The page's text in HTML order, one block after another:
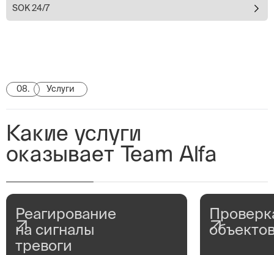
SOK 24/7
08. Услуги
Какие услуги
оказывает Team Alfa
Реагирование
на сигналы
тревоги